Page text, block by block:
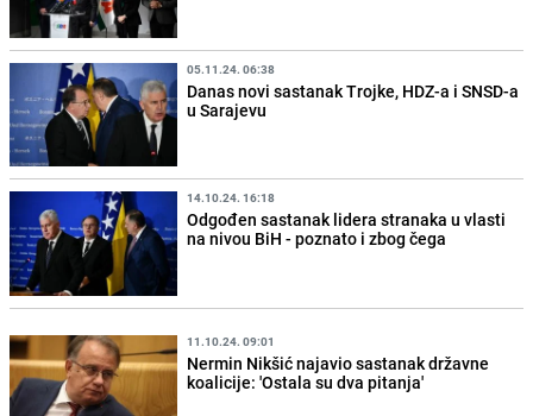
05.11.24. 06:38
Danas novi sastanak Trojke, HDZ-a i SNSD-a
u Sarajevu
14.10.24. 16:18
Odgođen sastanak lidera stranaka u vlasti
na nivou BiH - poznato i zbog čega
11.10.24. 09:01
Nermin Nikšić najavio sastanak državne
koalicije: 'Ostala su dva pitanja'